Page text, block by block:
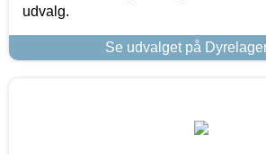
udvalg.
Se udvalget på